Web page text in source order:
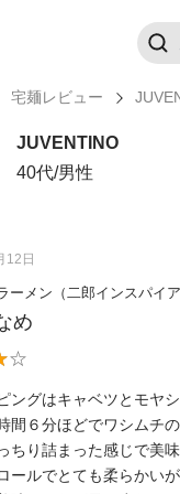
宅麺レビュー
JUVENTINO
40代/男性
12日
ーメン（二郎インスパイア
め
ングはキャベツとモヤシ
間６分ほどでワシムチの
ちり詰まった感じで美味
ールでとても柔らかいが